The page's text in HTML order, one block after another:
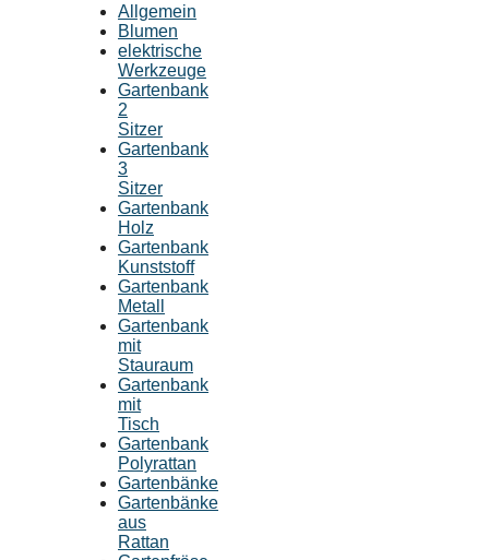
Allgemein
Blumen
elektrische
Werkzeuge
Gartenbank
2
Sitzer
Gartenbank
3
Sitzer
Gartenbank
Holz
Gartenbank
Kunststoff
Gartenbank
Metall
Gartenbank
mit
Stauraum
Gartenbank
mit
Tisch
Gartenbank
Polyrattan
Gartenbänke
Gartenbänke
aus
Rattan